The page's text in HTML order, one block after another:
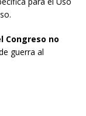
Congreso no
guerra al